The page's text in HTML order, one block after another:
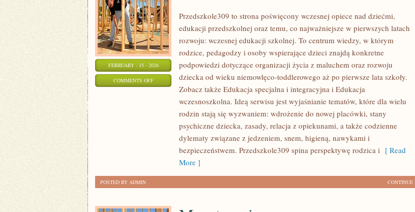
FEBRUARY - 15 - 2026
COMMENTS OFFON
PROBLEMY
WYCHOWAWCZE
Przedszkole309 to strona poświęcony wczesnej opiece nad dziećmi,
edukacji przedszkolnej oraz temu, co najważniejsze w pierwszych latach
rozwoju: wczesnej edukacji szkolnej. To centrum wiedzy, w którym
rodzice, pedagodzy i osoby wspierające dzieci znajdą konkretne
podpowiedzi dotyczące organizacji życia z maluchem oraz rozwoju
dziecka od wieku niemowlęco-toddlerowego aż po pierwsze lata szkoły.
Zobacz także Edukacja specjalna i integracyjna i Edukacja
wczesnoszkolna. Ideą serwisu jest wyjaśnianie tematów, które dla wielu
rodzin stają się wyzwaniem: wdrożenie do nowej placówki, stany
psychiczne dziecka, zasady, relacja z opiekunami, a także codzienne
dylematy związane z jedzeniem, snem, higieną, nawykami i
bezpieczeństwem. Przedszkole309 spina perspektywę rodzica i [ Read
More ]
CONTINUE
POSTED BY ADMIN